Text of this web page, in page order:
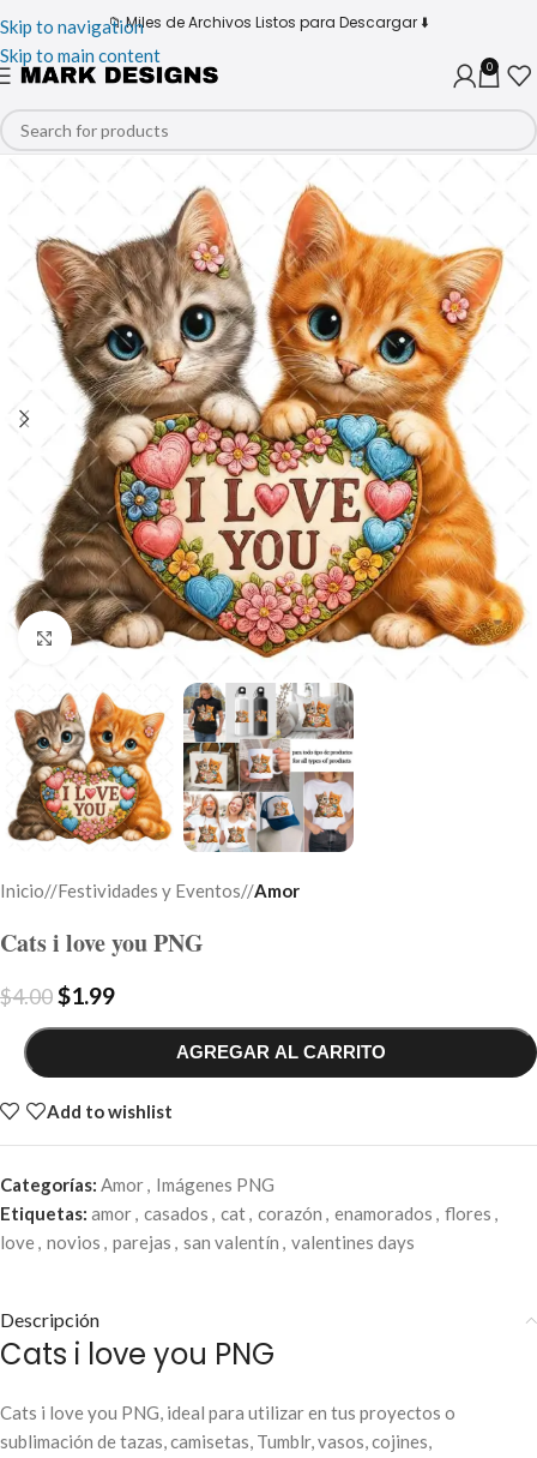
Skip to navigation
Skip to main content
📁 Miles de Archivos Listos para Descargar ⬇️
0
Click to enlarge
Inicio/ Festividades y Eventos/ Amor
Cats i love you PNG
$4.00$1.99
AGREGAR AL CARRITO
Add to wishlist
Categorías: Amor, Imágenes PNG
Etiquetas: amor, casados , cat, corazón , enamorados , flores ,
love, novios , parejas , san valentín , valentines days
Descripción
Cats i love you PNG
Cats i love you PNG, ideal para utilizar en tus proyectos o
sublimación de tazas, camisetas, Tumblr, vasos, cojines,